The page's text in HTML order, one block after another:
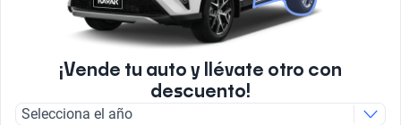
¡Vende tu auto y llévate otro con
descuento!
Selecciona el año